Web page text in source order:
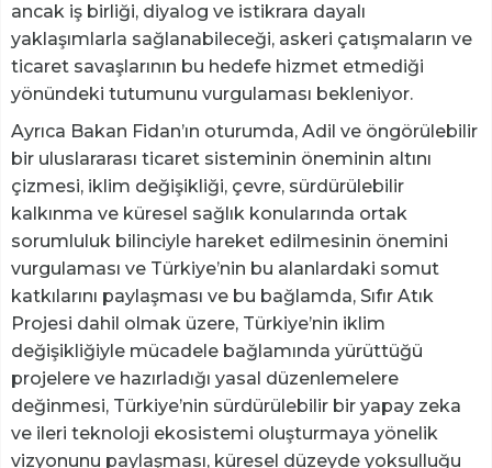
ancak iş birliği, diyalog ve istikrara dayalı
yaklaşımlarla sağlanabileceği, askeri çatışmaların ve
ticaret savaşlarının bu hedefe hizmet etmediği
yönündeki tutumunu vurgulaması bekleniyor.
Ayrıca Bakan Fidan’ın oturumda, Adil ve öngörülebilir
bir uluslararası ticaret sisteminin öneminin altını
çizmesi, iklim değişikliği, çevre, sürdürülebilir
kalkınma ve küresel sağlık konularında ortak
sorumluluk bilinciyle hareket edilmesinin önemini
vurgulaması ve Türkiye’nin bu alanlardaki somut
katkılarını paylaşması ve bu bağlamda, Sıfır Atık
Projesi dahil olmak üzere, Türkiye’nin iklim
değişikliğiyle mücadele bağlamında yürüttüğü
projelere ve hazırladığı yasal düzenlemelere
değinmesi, Türkiye’nin sürdürülebilir bir yapay zeka
ve ileri teknoloji ekosistemi oluşturmaya yönelik
vizyonunu paylaşması, küresel düzeyde yoksulluğu